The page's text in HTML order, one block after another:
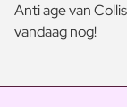
Anti age van
vandaag nog!